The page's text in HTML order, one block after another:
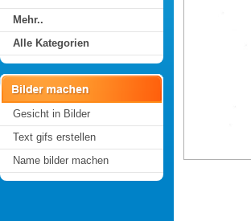
Mehr..
Alle Kategorien
Gesicht in Bilder
Text gifs erstellen
Name bilder machen